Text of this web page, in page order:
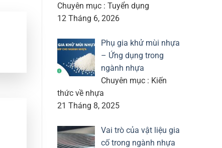
Chuyên mục : Tuyển dụng
12 Tháng 6, 2026
Phụ gia khử mùi nhựa
– Ứng dụng trong
ngành nhựa
Chuyên mục : Kiến
thức về nhựa
21 Tháng 8, 2025
Vai trò của vật liệu gia
cố trong ngành nhựa